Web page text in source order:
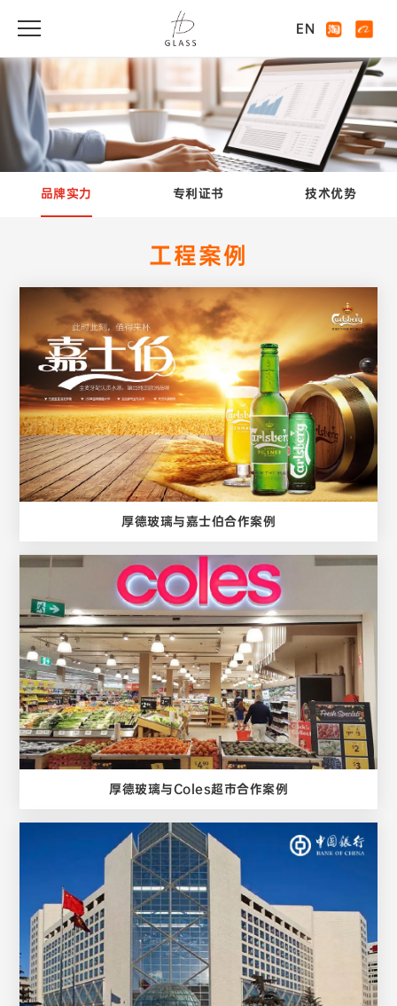
EN
品牌实力 专利证书 技术优势
工程案例
厚德玻璃与嘉士伯合作案例
厚德玻璃与Coles超市合作案例